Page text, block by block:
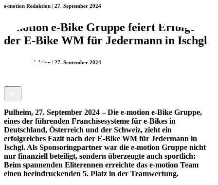
e-motion Redaktion | 27. September 2024
e-motion e-Bike Gruppe feiert Erfolge bei
der E-Bike WM für Jedermann in Ischgl
e-motion Redaktion | 27. September 2024
Pulheim, 27. September 2024 – Die e-motion e-Bike Gruppe,
eines der führenden Franchisesysteme für e-Bikes in
Deutschland, Österreich und der Schweiz, zieht ein
erfolgreiches Fazit nach der E-Bike WM für Jedermann in
Ischgl. Als Sponsoringpartner war die e-motion Gruppe nicht
nur finanziell beteiligt, sondern überzeugte auch sportlich:
Beim spannenden Eliterennen erreichte das e-motion Team
einen beeindruckenden 5. Platz in der Teamwertung.